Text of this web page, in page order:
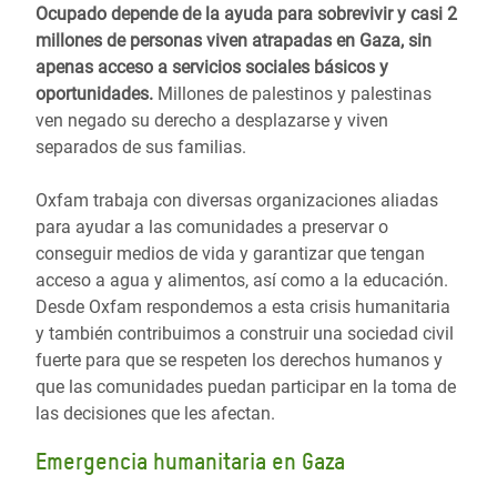
Ocupado depende de la ayuda para sobrevivir y casi 2
millones de personas viven atrapadas en Gaza, sin
apenas acceso a servicios sociales básicos y
oportunidades. Millones de palestinos y palestinas
ven negado su derecho a desplazarse y viven
separados de sus familias.
Oxfam trabaja con diversas organizaciones aliadas
para ayudar a las comunidades a preservar o
conseguir medios de vida y garantizar que tengan
acceso a agua y alimentos, así como a la educación.
Desde Oxfam respondemos a esta crisis humanitaria
y también contribuimos a construir una sociedad civil
fuerte para que se respeten los derechos humanos y
que las comunidades puedan participar en la toma de
las decisiones que les afectan.
Emergencia humanitaria en Gaza